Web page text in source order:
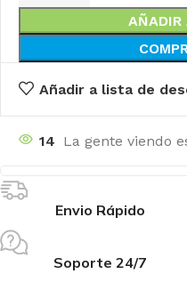
AÑADIR
Añadir a lista de
14 La gente viendo
Envio Rápido
Soporte 24/7